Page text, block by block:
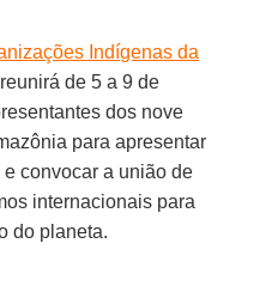
Indígenas da
reunirá de 5 a 9 de
dos nove
para apresentar
convocar a união de
internacionais para
do planeta.